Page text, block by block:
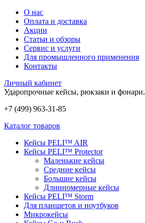
О нас
Оплата и доставка
Акции
Статьи и обзоры
Сервис и услуги
Для промышленного применения
Контакты
Личный кабинет
Ударопрочные кейсы, рюкзаки и фонари.
+7 (499) 963-31-85
Каталог товаров
Кейсы PELI™ AIR
Кейсы PELI™ Protector
Маленькие кейсы
Средние кейсы
Большие кейсы
Длинномерные кейсы
Кейсы PELI™ Storm
Для планшетов и ноутбуков
Микрокейсы